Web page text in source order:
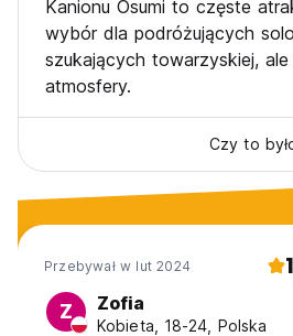
Kanionu Osumi to częste
wybór dla podróżujących
szukających towarzyskiej,
atmosfery.
Czy to
Przebywał w lut 2024
Z Zofia
Kobieta, 18-24, Polska